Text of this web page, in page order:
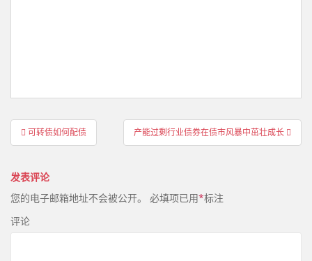
文
章
航
可转债如何配债 产能过剩行业债券在债市风暴中茁壮成长
发表评论
您的电子邮箱地址不会被公开。 必填项已用*标注
评论